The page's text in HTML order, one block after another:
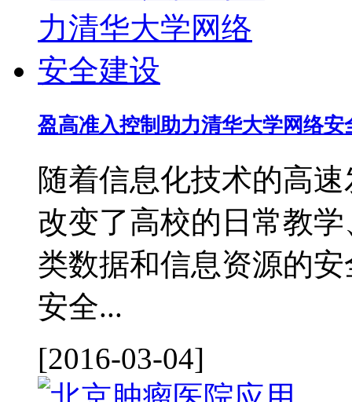
盈高准入控制助力清华大学网络安
随着信息化技术的高
改变了高校的日常教
类数据和信息资源的
安全...
[2016-03-04]